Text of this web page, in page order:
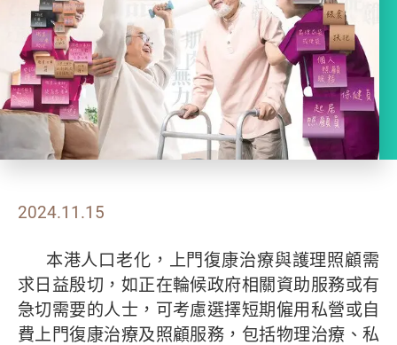
2024.11.15
本港人口老化，上門復康治療與護理照顧需
求日益殷切，如正在輪候政府相關資助服務或有
急切需要的人士，可考慮選擇短期僱用私營或自
費上門復康治療及照顧服務，包括物理治療、私